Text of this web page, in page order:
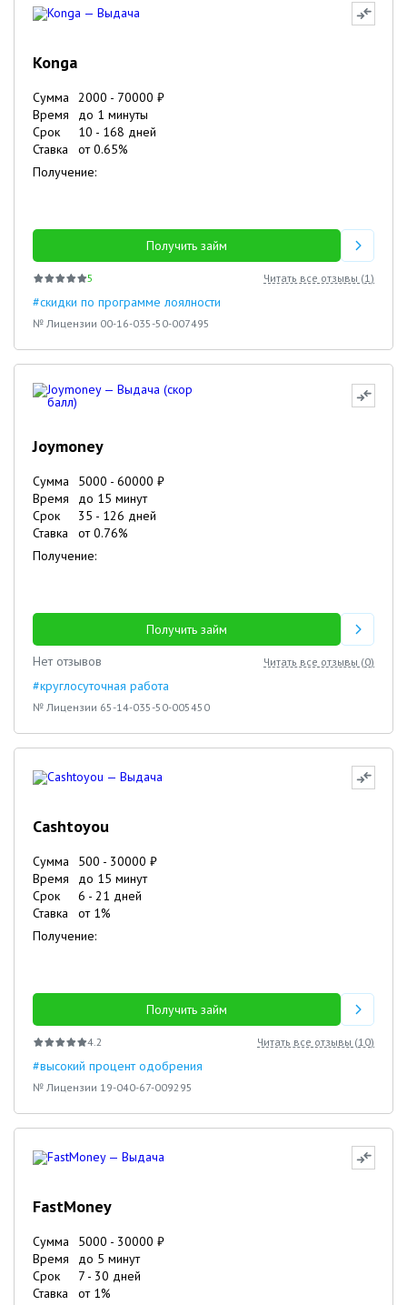
Konga
Сумма 2000 - 70000 ₽
Время
до 1 минуты
Срок
10 - 168 дней
Ставка
от0.65%
Получение:
Получить займ
5 Читать все отзывы (1)
#скидки по программе лоялности
№ Лицензии 00-16-035-50-007495
Joymoney
Сумма 5000 - 60000 ₽
Время
до 15 минут
Срок
35 - 126 дней
Ставка
от0.76%
Получение:
Получить займ
Нет отзывов
Читать все отзывы (0)
#круглосуточная работа
№ Лицензии 65-14-035-50-005450
Cashtoyou
Сумма 500 - 30000 ₽
Время
до 15 минут
Срок
6 - 21 дней
Ставка
от 1%
Получение:
Получить займ
4.2 Читать все отзывы (10)
#высокий процент одобрения
№ Лицензии 19-040-67-009295
FastMoney
Сумма 5000 - 30000 ₽
Время
до 5 минут
Срок
7 - 30 дней
Ставка
от 1%